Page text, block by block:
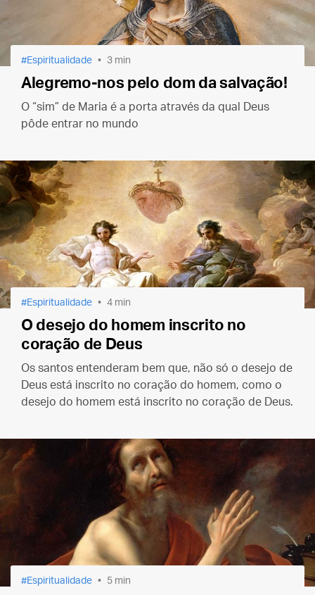
Espiritualidade 3 min
Alegremo-nos pelo dom da salvação!
O “sim” de Maria é a porta através da qual Deus
pôde entrar no mundo
Espiritualidade 4 min
O desejo do homem inscrito no
coração de Deus
Os santos entenderam bem que, não só o desejo de
Deus está inscrito no coração do homem, como o
desejo do homem está inscrito no coração de Deus.
Espiritualidade 5 min